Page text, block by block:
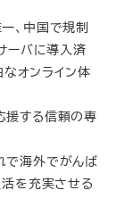
、中国で規制
ーバに導入済
なオンライン体
援する信頼の専
で海外でがんば
を充実させる